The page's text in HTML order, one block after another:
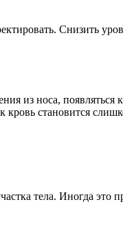
Снизить
из носа,
становится
тела. Иногда это